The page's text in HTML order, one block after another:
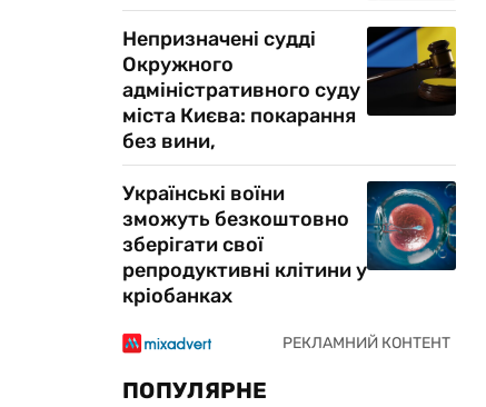
Непризначені судді
Окружного
адміністративного суду
міста Києва: покарання
без вини,
Українські воїни
зможуть безкоштовно
зберігати свої
репродуктивні клітини у
кріобанках
ПОПУЛЯРНЕ